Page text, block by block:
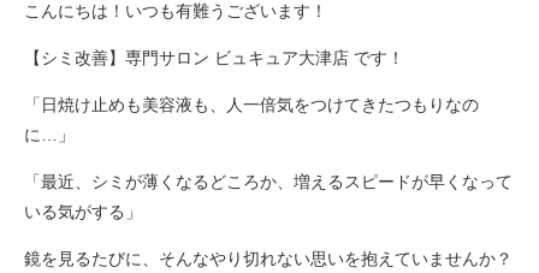
こんにちは！いつも有難うございます！
【シミ改善】専門サロン ビュキュア大津店 です！
「日焼け止めも美容液も、人一倍気をつけてきたつもりなの
に…」
「最近、シミが薄くなるどころか、増えるスピードが早くなって
いる気がする」
鏡を見るたびに、そんなやり切れない思いを抱えていませんか？